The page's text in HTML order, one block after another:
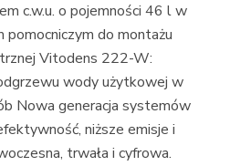
c.w.u. o pojemności 46 l w
pomocniczym do montażu
Vitodens 222-W:
wody użytkowej w
Nowa generacja systemów
niższe emisje i
trwała i cyfrowa.